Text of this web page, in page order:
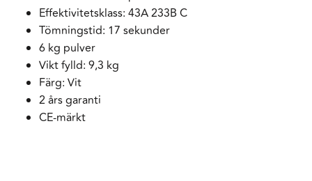
Effektivitetsklass: 43A 233B C
Tömningstid: 17 sekunder
6 kg pulver
Vikt fylld: 9,3 kg
Färg: Vit
2 års garanti
CE-märkt